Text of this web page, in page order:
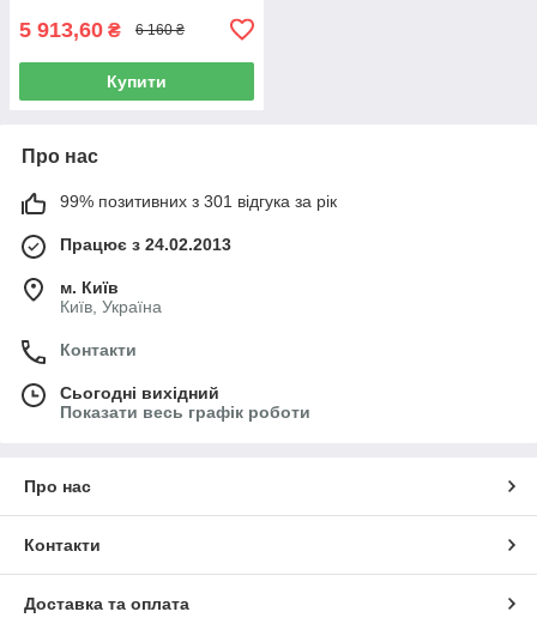
5 913,60 ₴ 6 160 ₴
Купити
Про нас
99% позитивних з 301 відгука за рік
Працює з 24.02.2013
м. Київ
Київ, Україна
Контакти
Сьогодні вихідний
Показати весь графік роботи
Про нас
Контакти
Доставка та оплата